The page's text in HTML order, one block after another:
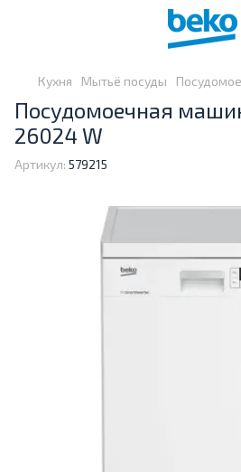
Кухня Мытьё посуды
Посудомоечная
26024 W
Артикул: 579215